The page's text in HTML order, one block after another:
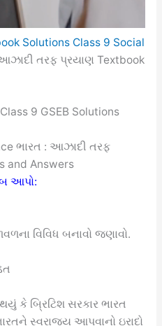
Solutions Class 9 Social
તરફ પ્રયાણ Textbook
9 GSEB Solutions
ભારત : આઝાદી તરફ
and Answers
આપો:
વિવિધ બનાવો જણાવો.
થયું કે બ્રિટિશ સરકાર ભારત
સ્વરાજ્ય આપવાનો ઇરાદો